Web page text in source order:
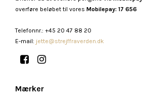
overføre beløbet til vores Mobilepay: 17 656
Telefonnr.: +45 20 47 88 20
E-mail: jette@strejffraverden.dk
Mærker